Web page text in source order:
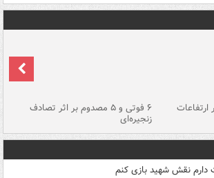
ارتفاعات ۶ فوتی و ۵ مصدوم بر اثر تصادف
زنجیره‌ای
دارم نقش شهید بازی کنم